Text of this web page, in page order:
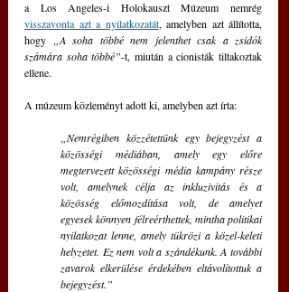
visszavonta azt a nyilatkozatát, amelyben azt állította,
hogy
„A soha többé nem jelenthet csak a zsidók
számára soha többé”-t, miután a cionisták tiltakoztak
ellene.
A múzeum közleményt adott ki, amelyben azt írta:
„Nemrégiben közzétettünk egy bejegyzést a
közösségi médiában, amely egy előre
megtervezett közösségi média kampány része
volt, amelynek célja az inkluzivitás és a
közösség előmozdítása volt, de amelyet
egyesek könnyen félreérthettek, mintha politikai
nyilatkozat lenne, amely tükrözi a közel-keleti
helyzetet. Ez nem volt a szándékunk. A további
zavarok elkerülése érdekében eltávolítottuk a
bejegyzést.”